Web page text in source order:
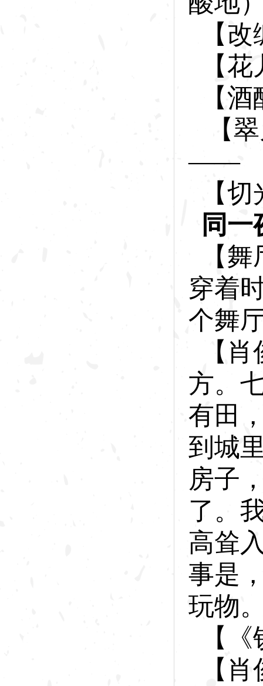
【
【
【
【翠
——
【
同
【
穿着
个舞
【肖
方。
有田
到城
房子
了。
高耸
事是
玩物
【
【